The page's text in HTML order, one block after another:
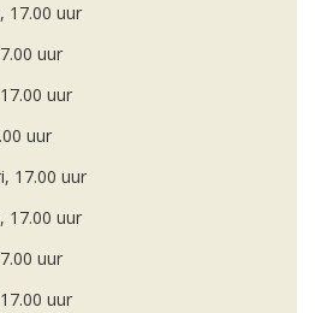
17.00 uur
uur
uur
uur
17.00 uur
17.00 uur
uur
uur